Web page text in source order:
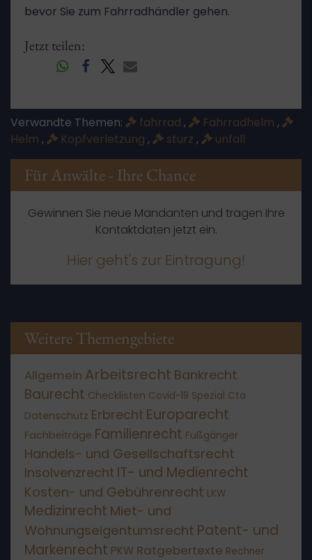
bevor Sie zum Fahrradhändler gehen.
Jetzt teilen:
Verwandte Themen: fahrrad , Fahrradhelm ,
Helm , Kopfverletzung , sturz , unfall
Für Anwälte - Ihre Chance
Gewinnen Sie neue Mandanten und tragen Ihre
Kontaktdaten jetzt ein.
Hier geht's zur Eintragung!
Weitere Themengebiete
Allgemein Arbeitsrecht Bankrecht
Baurecht Checklisten Covid-19 Spezial Cta
Datenschutz Erbrecht Europarecht
Fachbeiträge Familienrecht Fußgänger
Handels- und Gesellschaftsrecht
Insolvenzrecht IT- und Medienrecht
Kosten- und Gebührenrecht LKW
Medizinrecht Miet- und
Wohnungseigentumsrecht Patent- und
Markenrecht PKW Ratgebertexte Rechner